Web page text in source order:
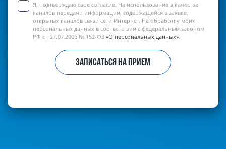
Я, подтверждаю свое согласие: На использование в качестве
каналов передачи информации, содержащейся в заявке,
открытых каналов связи сети Интернет. На обработку моих
персональных данных в соответствии с федеральным законом
РФ от 27.07.2006 № 152-Ф3 «О персональных данных».
ЗАПИСАТЬСЯ НА ПРИЕМ